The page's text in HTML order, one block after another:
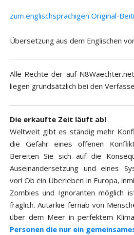
zum englischsprachigen Original-
Übersetzung aus dem Englischen
Alle Rechte der auf
liegen grundsätzlich bei den
Die erkaufte Zeit läuft ab!
Weltweit gibt es ständig mehr
die Gefahr eines offenen
Bereiten Sie sich auf die
Auseinandersetzung und eines
vor! Ob ein Überleben in Europa,
Zombies und Ignoranten möglich
fraglich. Autarkie fernab von
über dem Meer in perfektem
Personen die nur ein